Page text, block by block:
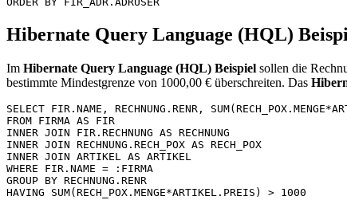
Hibernate Query Language (HQL)
Im Hibernate Query Language (HQL) Beispiel sollen die
bestimmte Mindestgrenze von 1000,00 € überschreiten. Das
SELECT FIR.NAME, RECHNUNG.RENR,
FROM FIRMA AS FIR
INNER JOIN FIR.RECHNUNG AS RECHNUNG
INNER JOIN RECHNUNG.RECH_POX AS RECH_POX
INNER JOIN ARTIKEL AS ARTIKEL
WHERE FIR.NAME = :FIRMA
GROUP BY RECHNUNG.RENR
HAVING SUM(RECH_POX.MENGE*ARTIKEL.PREIS) > 1000